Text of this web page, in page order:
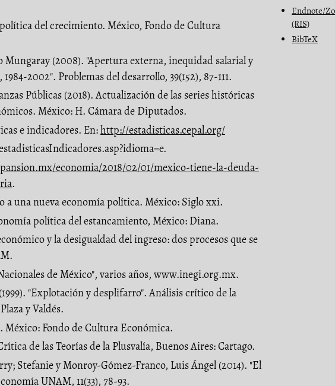
Endnote/
(RIS)
BibTeX
política del crecimiento. México, Fondo de Cultura
(2008). "Apertura externa, inequidad salarial y
2002". Problemas del desarrollo, 39(152), 87-111.
Públicas (2018). Actualización de las series históricas
México: H. Cámara de Diputados.
e indicadores. En:http://estadisticas.cepal.org/
economia/2018/02/01/mexico-tiene-la-deuda-
.
a una nueva economía política. México: Siglo xxi.
política del estancamiento, México: Diana.
y la desigualdad del ingreso: dos procesos que se
de México", varios años, www.inegi.org.mx.
"Explotación y desplifarro". Análisis crítico de la
y Valdés.
México: Fondo de Cultura Económica.
de las Teorías de la Plusvalía, Buenos Aires: Cartago.
Stefanie y Monroy-Gómez-Franco, Luis Ángel (2014). "El
UNAM, 11(33), 78-93.